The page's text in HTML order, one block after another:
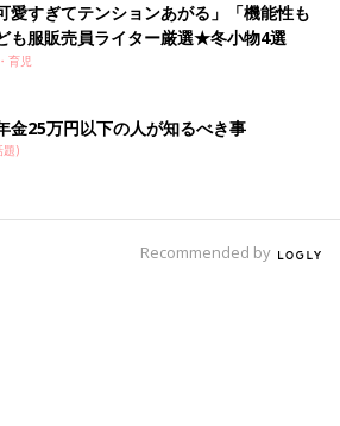
愛すぎてテンションあがる」「機能性も
も服販売員ライター厳選★冬小物4選
育児
金25万円以下の人が知るべき事
題)
Recommended by